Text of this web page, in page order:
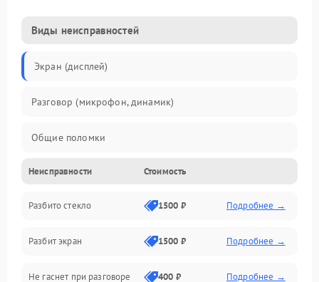
Виды неисправностей
Экран (дисплей)
Разговор (микрофон, динамик)
Общие поломки
Проблемы связи
Камеры
Проблемы с дисплеем и сенсором
Неисправности Стоимость
Разбито стекло 1500 ₽ Подробнее →
Разбит экран 1500 ₽ Подробнее →
Не гаснет при разговоре 400 ₽ Подробнее →